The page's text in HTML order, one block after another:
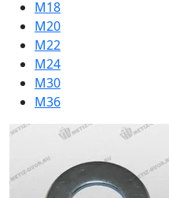
M18
M20
M22
M24
M30
M36